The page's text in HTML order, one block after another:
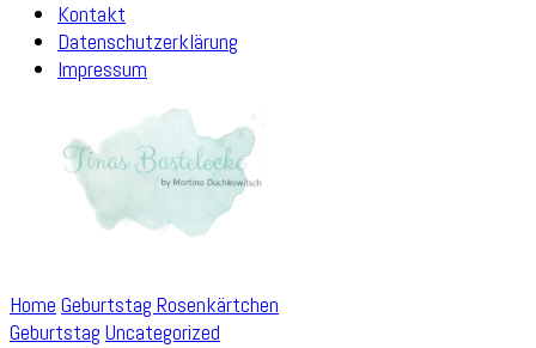
Kontakt
Datenschutzerklärung
Impressum
Home Geburtstag Rosenkärtchen
Geburtstag Uncategorized